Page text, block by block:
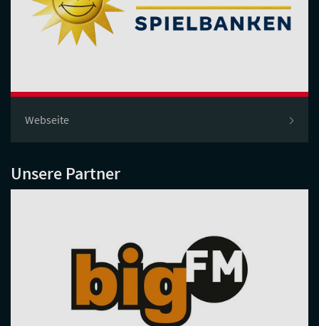
Webseite
Unsere Partner